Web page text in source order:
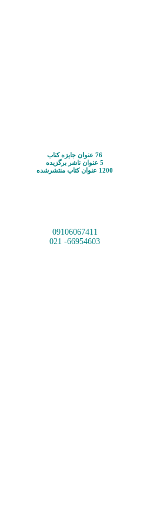
76 عنوان جایزه کتاب
5 عنوان ناشر برگزیده
1200 عنوان کتاب منتشرشده
09106067411
66954603- 021